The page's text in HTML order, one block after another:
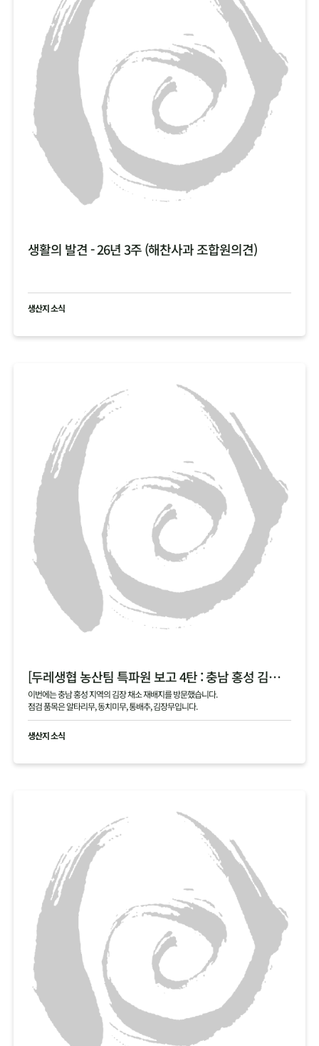
생활의 발견 - 26년 3주 (해찬사과 조합원의견)
생산지 소식
[두레생협 농산팀 특파원 보고 4탄 : 충남 홍성 김장 채소 필지 점검 현황 공유]
이번에는 충남 홍성 지역의 김장 채소 재배지를 방문했습니다.
점검 품목은 알타리무, 동치미무, 통배추, 김장무입니다.
생산지 소식